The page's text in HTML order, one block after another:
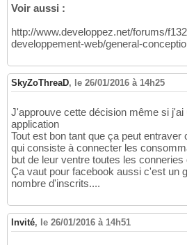
Voir aussi :
http://www.developpez.net/forums/
developpement-web/general-
SkyZoThreaD, le 26/01/2016 à 14h25
J'approuve cette décision même si
application
Tout est bon tant que ça peut entraver
qui consiste à connecter les
but de leur ventre toutes les conneries
Ça vaut pour facebook aussi c'est un
nombre d'inscrits....
Invité, le 26/01/2016 à 14h51